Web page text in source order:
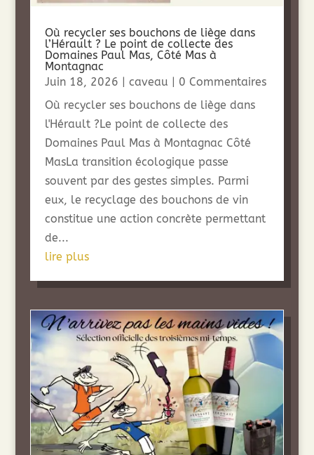
Où recycler ses bouchons de liège dans
l’Hérault ? Le point de collecte des
Domaines Paul Mas, Côté Mas à
Montagnac
Juin 18, 2026 | caveau | 0 Commentaires
Où recycler ses bouchons de liège dans
l'Hérault ?Le point de collecte des
Domaines Paul Mas à Montagnac Côté
MasLa transition écologique passe
souvent par des gestes simples. Parmi
eux, le recyclage des bouchons de vin
constitue une action concrète permettant
de...
lire plus